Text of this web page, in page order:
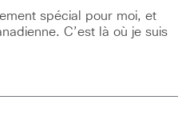
spécial pour moi, et
C’est là où je suis